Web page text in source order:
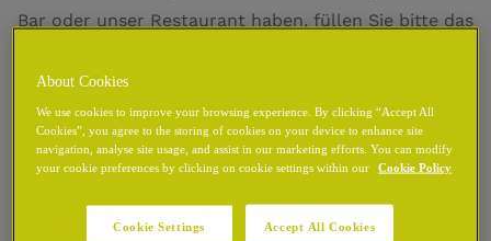
Bar oder unser Restaurant haben, füllen Sie bitte das
schnell wie möglich mit Ihnen in Verbindung setzen.
Rufen Sie uns an
About Cookies
We use cookies to improve your browsing experience. By clicking “Accept All
Cookies”, you agree to the storing of cookies on your device to enhance site
navigation, analyse site usage, and assist in our marketing efforts. You can modify
your cookie preferences by clicking on cookie settings within our
Cookie Policy
Cookie Settings Accept All Cookies